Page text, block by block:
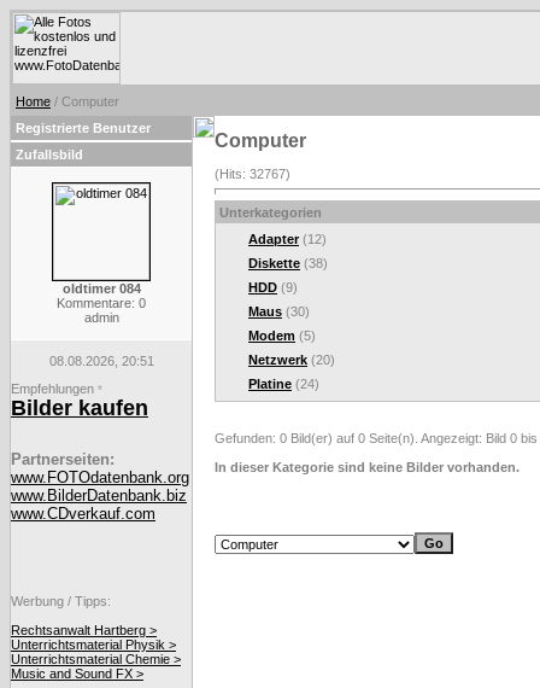
Home / Computer
Registrierte Benutzer
Zufallsbild
oldtimer 084
Kommentare: 0
admin
08.08.2026, 20:51
Empfehlungen *
Bilder kaufen
Partnerseiten:
www.FOTOdatenbank.org
www.BilderDatenbank.biz
www.CDverkauf.com
Werbung / Tipps:
Rechtsanwalt Hartberg >
Unterrichtsmaterial Physik >
Unterrichtsmaterial Chemie >
Music and Sound FX >
Computer
(Hits: 32767)
Unterkategorien
Adapter(12)
Diskette (38)
HDD (9)
Maus (30)
Modem (5)
Netzwerk (20)
Platine (24)
Gefunden: 0 Bild(er) auf 0 Seite(n). Angezeigt: Bild 0 bis
In dieser Kategorie sind keine Bilder vorhanden.